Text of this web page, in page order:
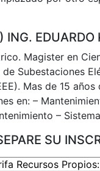
ING. EDUARDO
Magister en
Subestaciones
Mas de 15
en: –
–
SU